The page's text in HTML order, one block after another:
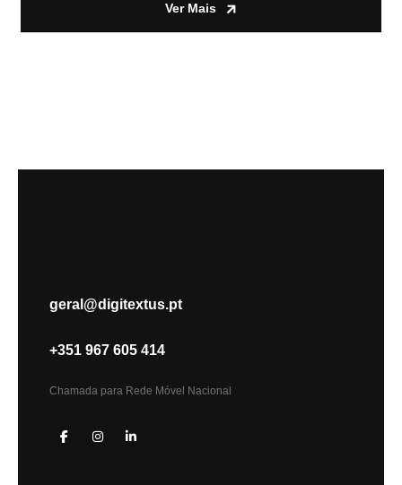
Ver Mais
geral@digitextus.pt
+351 967 605 414
Chamada para Rede Móvel Nacional